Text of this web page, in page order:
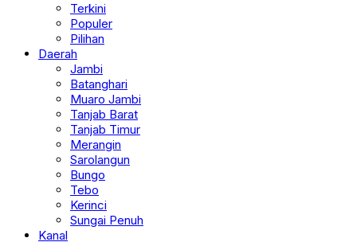
Populer
Pilihan
Daerah
Jambi
Batanghari
Muaro Jambi
Tanjab Barat
Tanjab Timur
Merangin
Sarolangun
Bungo
Tebo
Kerinci
Sungai Penuh
Kanal